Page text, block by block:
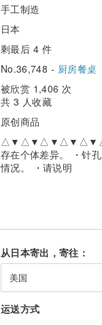
手工制造
日本
剩最后 4 件
No.36,748 - 厨房餐桌
被欣赏 1,406 次
共 3 人收藏
原创商品
△▼△▼△▼△▼△▼△▼ 请
存在个体差异。 ・针
情况。 ・请说明
从日本寄出，寄往：
美国
运送方式